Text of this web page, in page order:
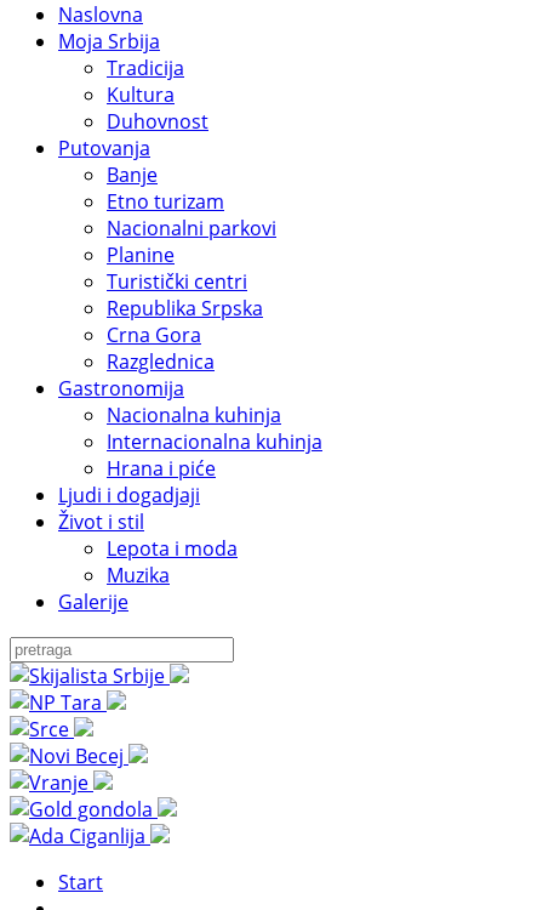
Naslovna
Moja Srbija
Tradicija
Kultura
Duhovnost
Putovanja
Banje
Etno turizam
Nacionalni parkovi
Planine
Turistički centri
Republika Srpska
Crna Gora
Razglednica
Gastronomija
Nacionalna kuhinja
Internacionalna kuhinja
Hrana i piće
Ljudi i dogadjaji
Život i stil
Lepota i moda
Muzika
Galerije
Start